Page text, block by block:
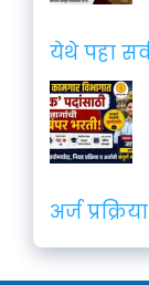
येथे पहा सर्व
अर्ज प्रक्रिया